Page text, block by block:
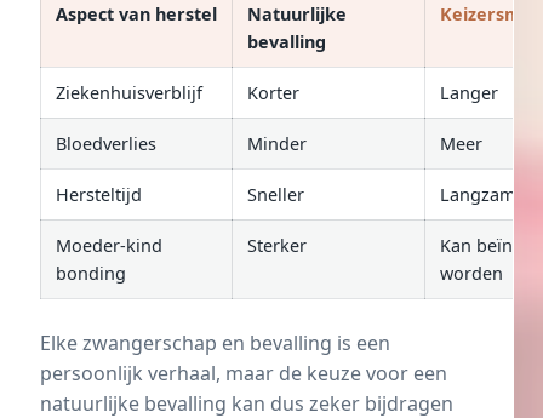
Aspect van herstel
Natuurlijke
bevalling
Ziekenhuisverblijf Korter Langer
Bloedverlies Minder Meer
Hersteltijd Sneller Langzamer
Moeder-kind
bonding
Sterker
Kan
worden
Elke zwangerschap en bevalling is een
persoonlijk verhaal, maar de keuze voor een
natuurlijke bevalling kan dus zeker bijdragen